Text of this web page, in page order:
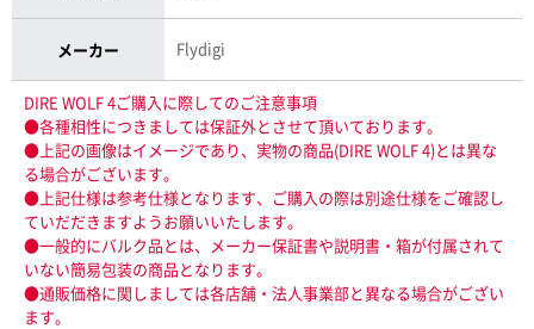
メーカー Flydigi
DIRE WOLF 4ご購入に際してのご注意事項
●各種相性につきましては保証外とさせて頂いております。
●上記の画像はイメージであり、実物の商品(DIRE WOLF 4)とは異な
る場合がございます。
●上記仕様は参考仕様となります、ご購入の際は別途仕様をご確認し
ていだだきますようお願いいたします。
●一般的にバルク品とは、メーカー保証書や説明書・箱が付属されて
いない簡易包装の商品となります。
●通販価格に関しましては各店舗・法人事業部と異なる場合がござい
ます。